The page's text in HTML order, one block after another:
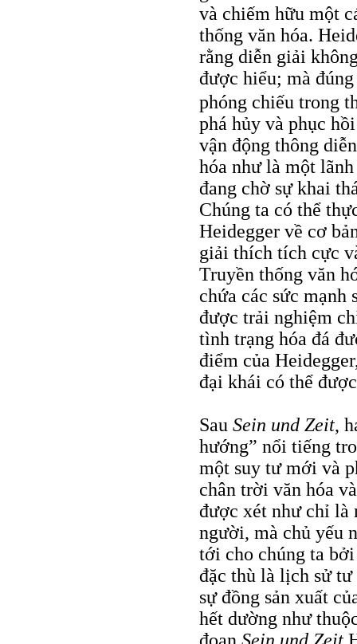
và chiếm hữu một
thống văn hóa.
rằng diễn giải
được hiểu; mà
phóng chiếu trong
phá hủy và phục
vận động thông
hóa như là một
đang chờ sự khai
Chúng ta có thể
Heidegger về cơ
giải thích tích cực
Truyền thống văn
chứa các sức mạnh
được trải nghiệm
tình trạng hóa đá
điểm của
đại khái có thể
Sau Sein und Zeit,
hướng” nổi tiếng
một suy tư mới và
chân trời văn hóa
được xét như chỉ là
người, mà chủ yếu
tới cho chúng ta
đặc thù là lịch sử
sự đồng sản xuất
hết dường như